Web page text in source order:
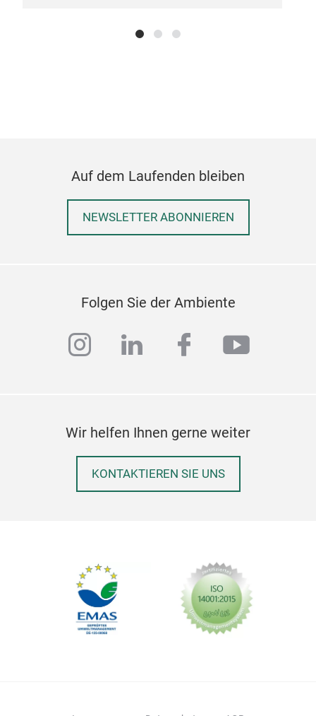
Auf dem Laufenden bleiben
NEWSLETTER ABONNIEREN
Folgen Sie der Ambiente
instagram
linkedinfacebook
Wir helfen Ihnen gerne weiter
KONTAKTIEREN SIE UNS